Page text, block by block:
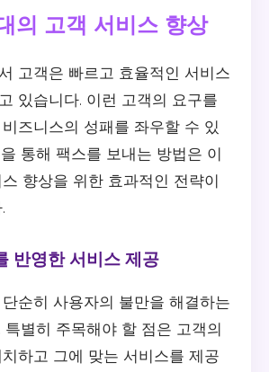
의 고객 서비스 향상
고객은 빠르고 효율적인 서비스
있습니다. 이런 고객의 요구를
즈니스의 성패를 좌우할 수 있
통해 팩스를 보내는 방법은 이
향상을 위한 효과적인 전략이
반영한 서비스 제공
순히 사용자의 불만을 해결하는
특별히 주목해야 할 점은 고객의
하고 그에 맞는 서비스를 제공